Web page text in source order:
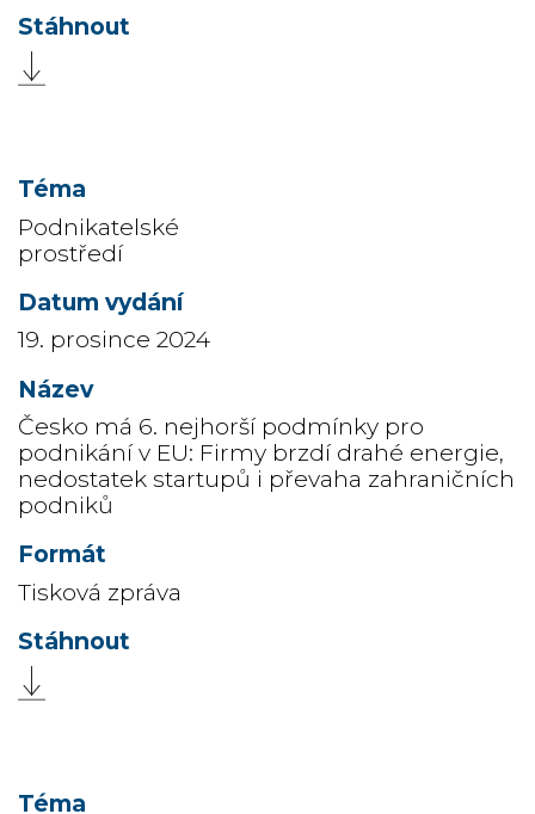
Podnikatelské
prostředí
19. prosince 2024
Česko má 6. nejhorší podmínky pro
podnikání v EU: Firmy brzdí drahé energie,
nedostatek startupů i převaha zahraničních
podniků
Tisková zpráva